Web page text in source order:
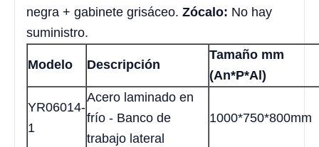
negra + gabinete grisáceo. Zócalo: No hay
suministro.
Modelo Descripción
Tamaño mm
(An*P*Al)
YR06014-
1
Acero laminado en
frío - Banco de
trabajo lateral
1000*750*800mm